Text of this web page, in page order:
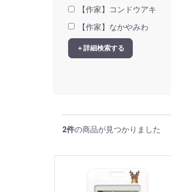
【作家】コンドウアキ
【作家】なかやみわ
＋詳細検索する
2件の商品が見つかりました